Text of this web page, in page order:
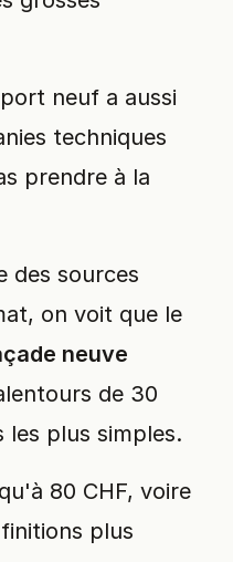
neuf a aussi
techniques
prendre à la
des sources
on voit que le
neuve
de 30
les plus simples.
80 CHF, voire
plus